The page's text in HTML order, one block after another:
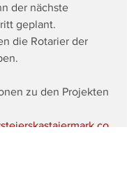
der nächste
geplant.
die Rotarier der
zu den Projekten